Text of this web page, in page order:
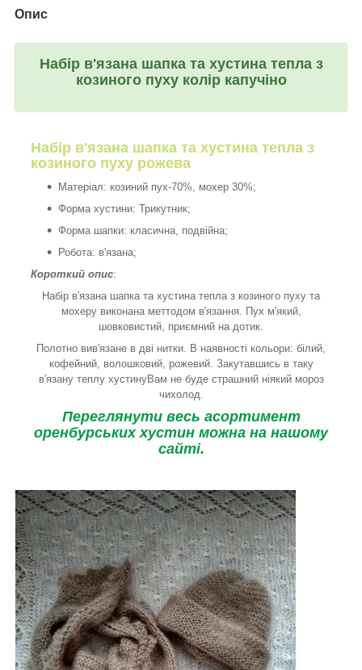
Опис
Набір в'язана шапка та хустина тепла з
козиного пуху колір капучіно
Набір в'язана шапка та хустина тепла з
козиного пуху рожева
Матеріал: козиний пух-70%, мохер 30%;
Форма хустини: Трикутник;
Форма шапки: класична, подвійна;
Робота: в'язана;
Короткий опис:
Набір в'язана шапка та хустина тепла з козиного пуху та
мохеру виконана меттодом в'язання. Пух м'який,
шовковистий, приємний на дотик.
Полотно вив'язане в дві нитки. В наявності кольори: білий,
кофейний, волошковий, рожевий. Закутавшись в таку
в'язану теплу хустинуВам не буде страшний ніякий мороз
чихолод.
Переглянути весь асортимент
оренбурських хустин можна на нашому
сайті.